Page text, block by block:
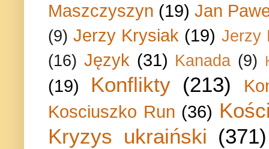
Maszczyszyn (19) Jan
(9) Jerzy Krysiak (19) Jerzy
(16) Język (31) Kanada (9)
(19) Konflikty (213)
Kosciuszko Run (36)
Kryzys ukraiński (371)